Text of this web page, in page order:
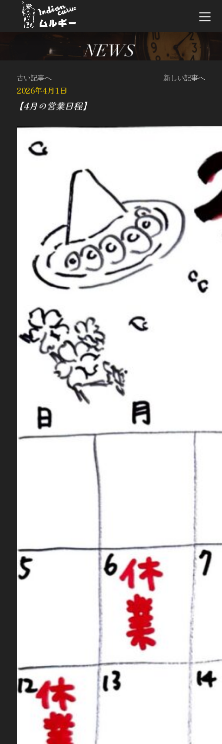
古い記事へ 新しい記事へ
2026年4月1日
【4月の営業日程】